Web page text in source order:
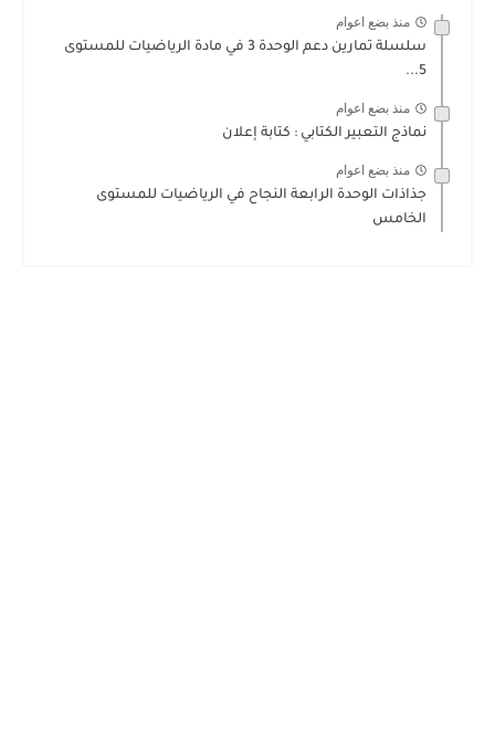
منذ بضع اعوام
سلسلة تمارين دعم الوحدة 3 في مادة الرياضيات للمستوى
5...
منذ بضع اعوام
نماذج التعبير الكتابي : كتابة إعلان
منذ بضع اعوام
جذاذات الوحدة الرابعة النجاح في الرياضيات للمستوى
الخامس